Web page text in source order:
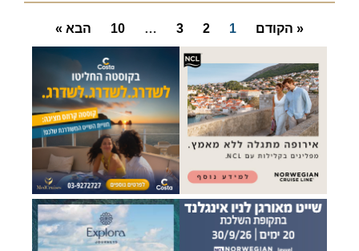
« הקודם 1
2
3
…
10 הבא »